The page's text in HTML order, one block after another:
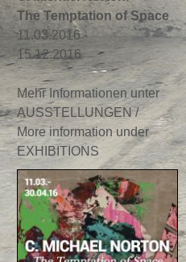
The Temptation of Space
11.03.2016 -
15.12.2016
Mehr Informationen unter
AUSSTELLUNGEN /
More information under
EXHIBITIONS